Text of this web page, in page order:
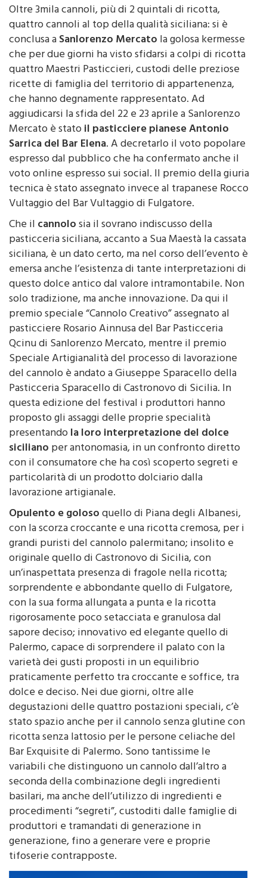
Oltre 3mila cannoli, più di 2 quintali di ricotta,
quattro cannoli al top della qualità siciliana: si è
conclusa aSanlorenzo Mercatola golosa kermesse
che per due giorni ha visto sfidarsi a colpi di ricotta
quattro Maestri Pasticcieri, custodi delle preziose
ricette di famiglia del territorio di appartenenza,
che hanno degnamente rappresentato. Ad
aggiudicarsi la sfida del 22 e 23 aprile a Sanlorenzo
Mercato è statoil pasticciere pianese Antonio
Sarrica del Bar Elena. A decretarlo il voto popolare
espresso dal pubblico che ha confermato anche il
voto online espresso sui social. Il premio della giuria
tecnica è stato assegnato invece al trapanese Rocco
Vultaggio del Bar Vultaggio di Fulgatore.
Che ilcannolosia il sovrano indiscusso della
pasticceria siciliana, accanto a Sua Maestà la cassata
siciliana, è un dato certo, ma nel corso dell’evento è
emersa anche l’esistenza di tante interpretazioni di
questo dolce antico dal valore intramontabile. Non
solo tradizione, ma anche innovazione. Da qui il
premio speciale “Cannolo Creativo” assegnato al
pasticciere Rosario Ainnusa del Bar Pasticceria
Qcinu di Sanlorenzo Mercato, mentre il premio
Speciale Artigianalità del processo di lavorazione
del cannolo è andato a Giuseppe Sparacello della
Pasticceria Sparacello di Castronovo di Sicilia. In
questa edizione del festival i produttori hanno
proposto gli assaggi delle proprie specialità
presentandola loro interpretazione del dolce
sicilianoper antonomasia, in un confronto diretto
con il consumatore che ha così scoperto segreti e
particolarità di un prodotto dolciario dalla
lavorazione artigianale.
Opulento e golosoquello di Piana degli Albanesi,
con la scorza croccante e una ricotta cremosa, per i
grandi puristi del cannolo palermitano; insolito e
originale quello di Castronovo di Sicilia, con
un’inaspettata presenza di fragole nella ricotta;
sorprendente e abbondante quello di Fulgatore,
con la sua forma allungata a punta e la ricotta
rigorosamente poco setacciata e granulosa dal
sapore deciso; innovativo ed elegante quello di
Palermo, capace di sorprendere il palato con la
varietà dei gusti proposti in un equilibrio
praticamente perfetto tra croccante e soffice, tra
dolce e deciso. Nei due giorni, oltre alle
degustazioni delle quattro postazioni speciali, c’è
stato spazio anche per il cannolo senza glutine con
ricotta senza lattosio per le persone celiache del
Bar Exquisite di Palermo. Sono tantissime le
variabili che distinguono un cannolo dall’altro a
seconda della combinazione degli ingredienti
basilari, ma anche dell’utilizzo di ingredienti e
procedimenti “segreti”, custoditi dalle famiglie di
produttori e tramandati di generazione in
generazione, fino a generare vere e proprie
tifoserie contrapposte.